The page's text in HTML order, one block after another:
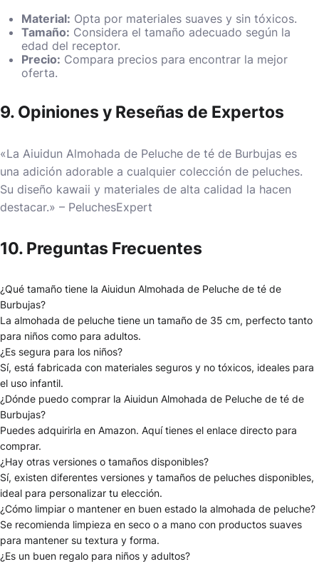
Material: Opta por materiales suaves y sin tóxicos.
Tamaño: Considera el tamaño adecuado según la
edad del receptor.
Precio: Compara precios para encontrar la mejor
oferta.
9. Opiniones y Reseñas de Expertos
«La Aiuidun Almohada de Peluche de té de Burbujas es
una adición adorable a cualquier colección de peluches.
Su diseño kawaii y materiales de alta calidad la hacen
destacar.» – PeluchesExpert
10. Preguntas Frecuentes
¿Qué tamaño tiene la Aiuidun Almohada de Peluche de té de
Burbujas?
La almohada de peluche tiene un tamaño de 35 cm, perfecto tanto
para niños como para adultos.
¿Es segura para los niños?
Sí, está fabricada con materiales seguros y no tóxicos, ideales para
el uso infantil.
¿Dónde puedo comprar la Aiuidun Almohada de Peluche de té de
Burbujas?
Puedes adquirirla en Amazon. Aquí tienes el enlace directo para
comprar.
¿Hay otras versiones o tamaños disponibles?
Sí, existen diferentes versiones y tamaños de peluches disponibles,
ideal para personalizar tu elección.
¿Cómo limpiar o mantener en buen estado la almohada de peluche?
Se recomienda limpieza en seco o a mano con productos suaves
para mantener su textura y forma.
¿Es un buen regalo para niños y adultos?